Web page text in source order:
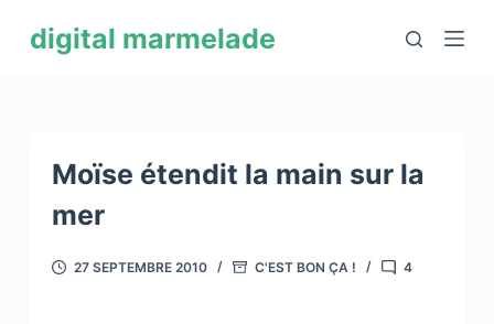
digital marmelade
Moïse étendit la main sur la
mer
27 SEPTEMBRE 2010 C'EST BON ÇA ! 4